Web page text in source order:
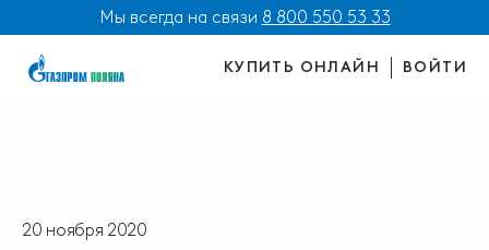
Мы всегда на связи 8 800 550 53 33
КУПИТЬ ОНЛАЙН ВОЙТИ
20 ноября 2020